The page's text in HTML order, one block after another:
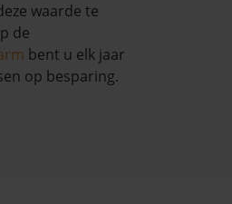
waarde te
de
bent u elk jaar
op besparing.